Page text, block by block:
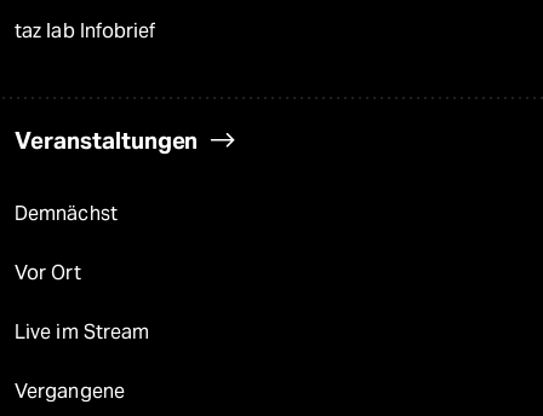
taz lab Infobrief
Veranstaltungen
Demnächst
Vor Ort
Live im Stream
Vergangene